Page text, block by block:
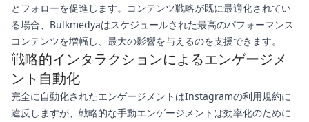
とフォローを促進します。コンテンツ戦略が既に最適化されてい
る場合、Bulkmedyaはスケジュールされた最高のパフォーマンス
コンテンツを増幅し、最大の影響を与えるのを支援できます。
戦略的インタラクションによるエンゲージメ
ント自動化
完全に自動化されたエンゲージメントはInstagramの利用規約に
違反しますが、戦略的な手動エンゲージメントは効率化のために